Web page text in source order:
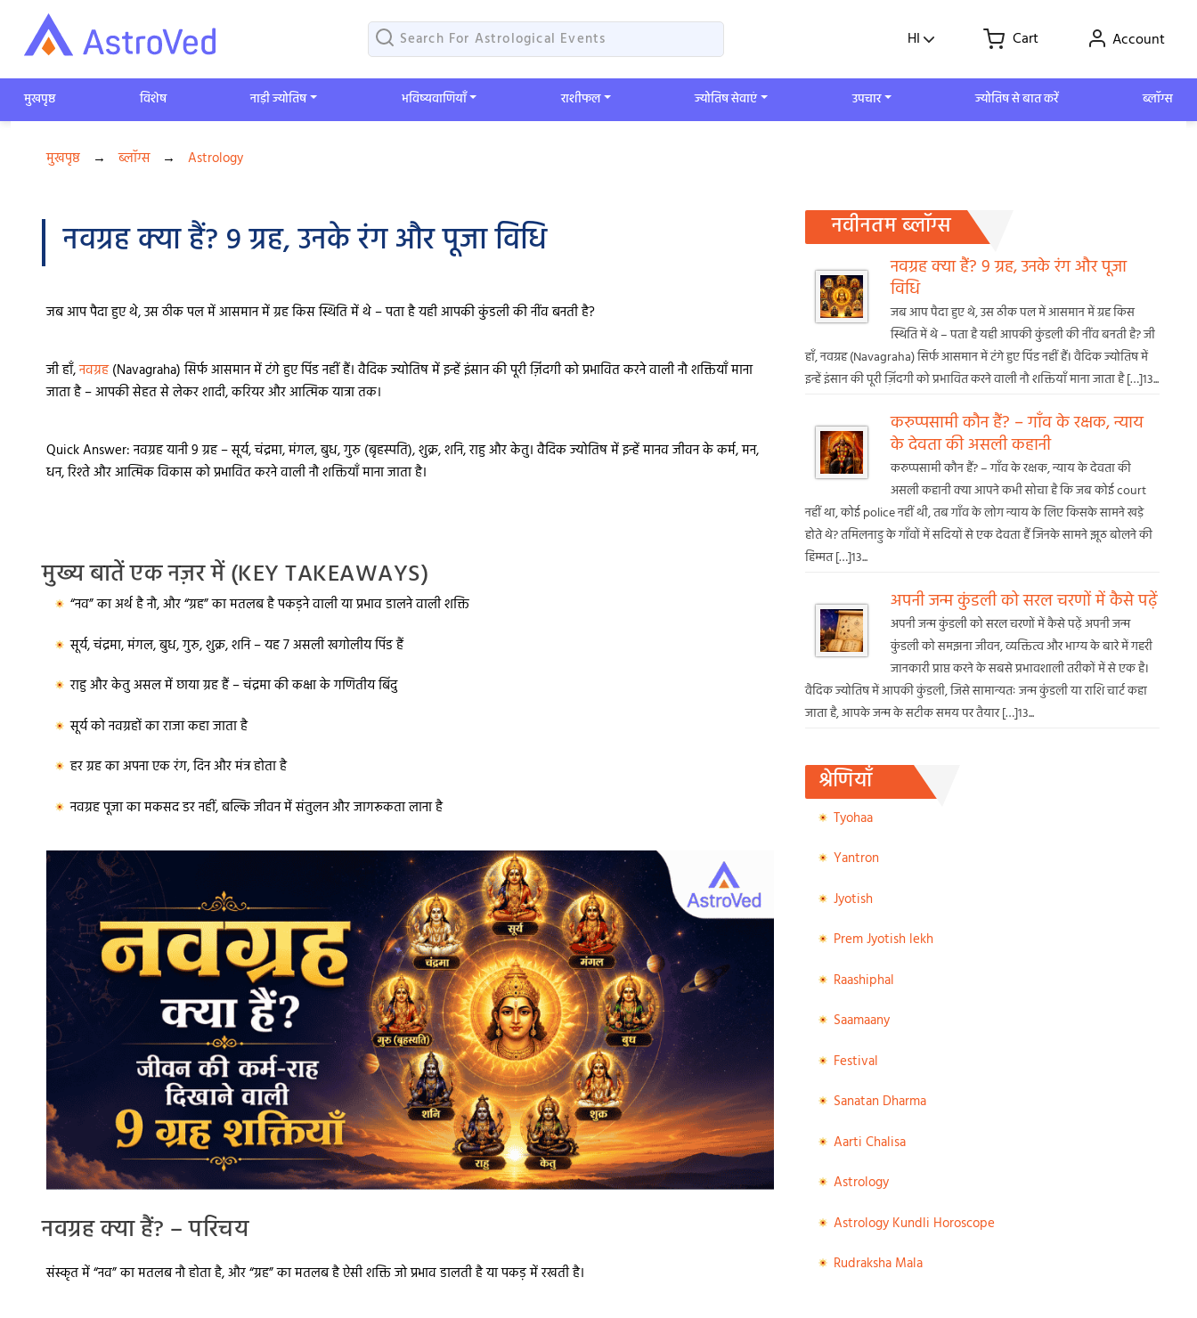
HI Cart Account
मुखपृष्ठ विशेष ​नाड़ी ज्योतिष भविष्यवाणियाँ ​राशीफल ज्योतिष सेवाएं उपचार ज्योतिष से बात करें ब्लॉग्स
मुखपृष्ठ → ब्लॉग्स → Astrology
नवग्रह क्या हैं? 9 ग्रह, उनके रंग और पूजा विधि
जब आप पैदा हुए थे, उस ठीक पल में आसमान में ग्रह किस स्थिति में थे – पता है यही आपकी कुंडली की नींव बनती है?
जी हाँ,नवग्रह(Navagraha) सिर्फ आसमान में टंगे हुए पिंड नहीं हैं। वैदिक ज्योतिष में इन्हें इंसान की पूरी ज़िंदगी को प्रभावित करने वाली नौ शक्तियाँ माना
जाता है – आपकी सेहत से लेकर शादी, करियर और आत्मिक यात्रा तक।
Quick Answer:नवग्रह यानी 9 ग्रह – सूर्य, चंद्रमा, मंगल, बुध, गुरु (बृहस्पति), शुक्र, शनि, राहु और केतु। वैदिक ज्योतिष में इन्हें मानव जीवन के कर्म, मन,
धन, रिश्ते और आत्मिक विकास को प्रभावित करने वाली नौ शक्तियाँ माना जाता है।
मुख्य बातें एक नज़र में (KEY TAKEAWAYS)
“नव” का अर्थ है नौ, और “ग्रह” का मतलब है पकड़ने वाली या प्रभाव डालने वाली शक्ति
सूर्य, चंद्रमा, मंगल, बुध, गुरु, शुक्र, शनि – यह 7 असली खगोलीय पिंड हैं
राहु और केतु असल में छाया ग्रह हैं – चंद्रमा की कक्षा के गणितीय बिंदु
सूर्य को नवग्रहों का राजा कहा जाता है
हर ग्रह का अपना एक रंग, दिन और मंत्र होता है
नवग्रह पूजा का मकसद डर नहीं, बल्कि जीवन में संतुलन और जागरूकता लाना है
नवग्रह क्या हैं? – परिचय
संस्कृत में“नव”का मतलब नौ होता है, और“ग्रह”का मतलब है ऐसी शक्ति जो प्रभाव डालती है या पकड़ में रखती है।
नवीनतम ब्लॉग्स
नवग्रह क्या हैं? 9 ग्रह, उनके रंग और पूजा
विधि
जब आप पैदा हुए थे, उस ठीक पल में आसमान में ग्रह किस
स्थिति में थे – पता है यही आपकी कुंडली की नींव बनती है? जी
हाँ, नवग्रह (Navagraha) सिर्फ आसमान में टंगे हुए पिंड नहीं हैं। वैदिक ज्योतिष में
इन्हें इंसान की पूरी ज़िंदगी को प्रभावित करने वाली नौ शक्तियाँ माना जाता है […]13...
करुप्पसामी कौन हैं? – गाँव के रक्षक, न्याय
के देवता की असली कहानी
करुप्पसामी कौन हैं? – गाँव के रक्षक, न्याय के देवता की
असली कहानी क्या आपने कभी सोचा है कि जब कोई court
नहीं था, कोई police नहीं थी, तब गाँव के लोग न्याय के लिए किसके सामने खड़े
होते थे? तमिलनाडु के गाँवों में सदियों से एक देवता हैं जिनके सामने झूठ बोलने की
हिम्मत […]13...
अपनी जन्म कुंडली को सरल चरणों में कैसे पढ़ें
अपनी जन्म कुंडली को सरल चरणों में कैसे पढ़ें अपनी जन्म
कुंडली को समझना जीवन, व्यक्तित्व और भाग्य के बारे में गहरी
जानकारी प्राप्त करने के सबसे प्रभावशाली तरीकों में से एक है।
वैदिक ज्योतिष में आपकी कुंडली, जिसे सामान्यतः जन्म कुंडली या राशि चार्ट कहा
जाता है, आपके जन्म के सटीक समय पर तैयार […]13...
श्रेणियाँ
Tyohaa
Yantron
Jyotish
Prem Jyotish lekh
Raashiphal
Saamaany
Festival
Sanatan Dharma
Aarti Chalisa
Astrology
Astrology Kundli Horoscope
Rudraksha Mala